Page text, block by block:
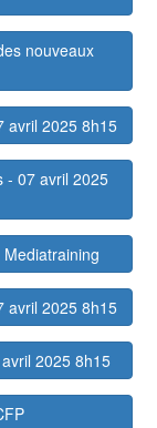
nouveaux
avril 2025 8h15
- 07 avril 2025
avril 2025 8h15
2025 8h15